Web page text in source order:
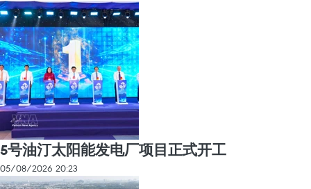
5号油汀太阳能发电厂项目正式开工
05/08/2026 20:23